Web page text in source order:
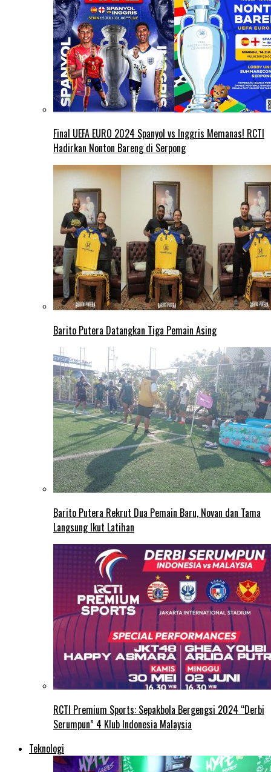
Final UEFA EURO 2024 Spanyol vs Inggris Memanas! RCTI
Hadirkan Nonton Bareng di Serpong
Barito Putera Datangkan Tiga Pemain Asing
Barito Putera Rekrut Dua Pemain Baru, Novan dan Tama
Langsung Ikut Latihan
RCTI Premium Sports: Sepakbola Bergengsi 2024 “Derbi
Serumpun” 4 Klub Indonesia Malaysia
Teknologi